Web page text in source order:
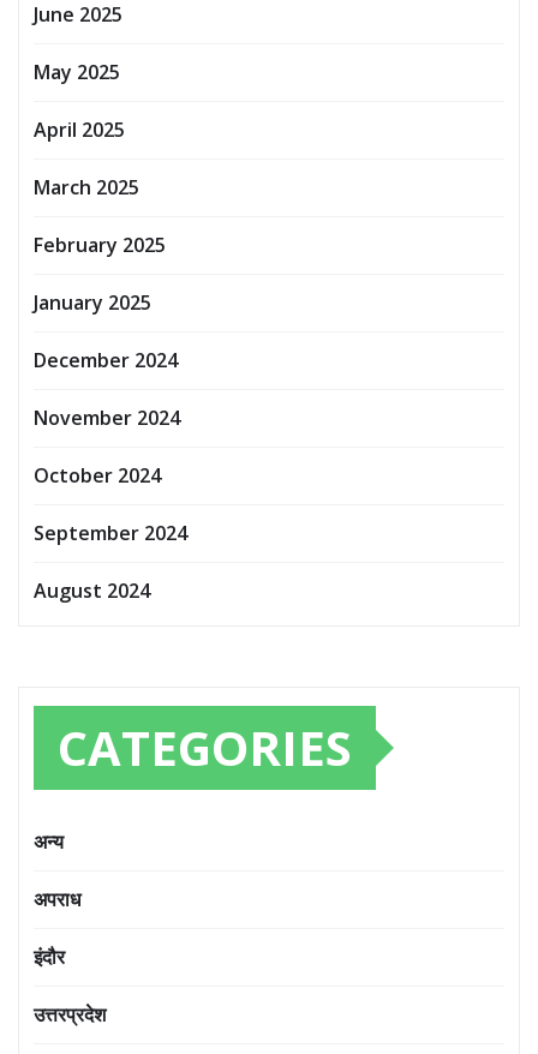
June 2025
May 2025
April 2025
March 2025
February 2025
January 2025
December 2024
November 2024
October 2024
September 2024
August 2024
CATEGORIES
अन्य
अपराध
इंदौर
उत्तरप्रदेश